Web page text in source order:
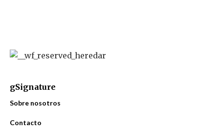
gSignature
Sobre nosotros
Contacto